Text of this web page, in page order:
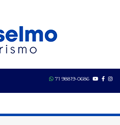
71 98819-0686